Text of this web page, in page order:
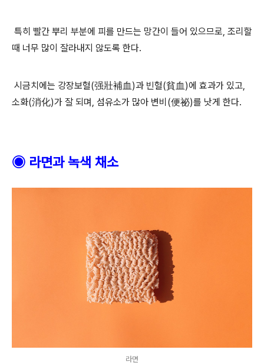
특히 빨간 뿌리 부분에 피를 만드는 망간이 들어 있으므로, 조리할
때 너무 많이 잘라내지 않도록 한다.
시금치에는 강장보혈(强壯補血 )과 빈혈(貧血 )에 효과가 있고,
소화(消化)가 잘 되며, 섬유소가 많아 변비 (便祕)를 낫게 한다.
◉ 라면과 녹색 채소
라면